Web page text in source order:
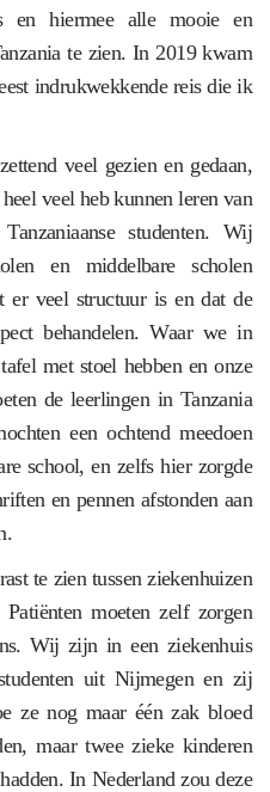
en hiermee alle mooie en
te zien. In 2019 kwam
indrukwekkende reis die ik
veel gezien en gedaan,
veel heb kunnen leren van
studenten. Wij
en middelbare scholen
veel structuur is en dat de
behandelen. Waar we in
met stoel hebben en onze
de leerlingen in Tanzania
een ochtend meedoen
school, en zelfs hier zorgde
en pennen afstonden aan
te zien tussen ziekenhuizen
moeten zelf zorgen
Wij zijn in een ziekenhuis
uit Nijmegen en zij
ze nog maar één zak bloed
maar twee zieke kinderen
In Nederland zou deze